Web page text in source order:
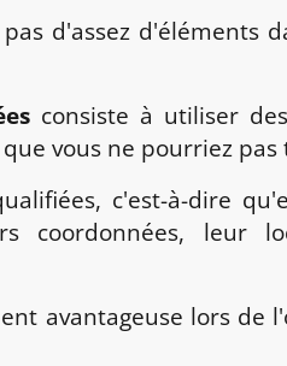
d'assez d'éléments
consiste à utiliser
vous ne pourriez
c'est-à-dire
coordonnées, leur
avantageuse lors